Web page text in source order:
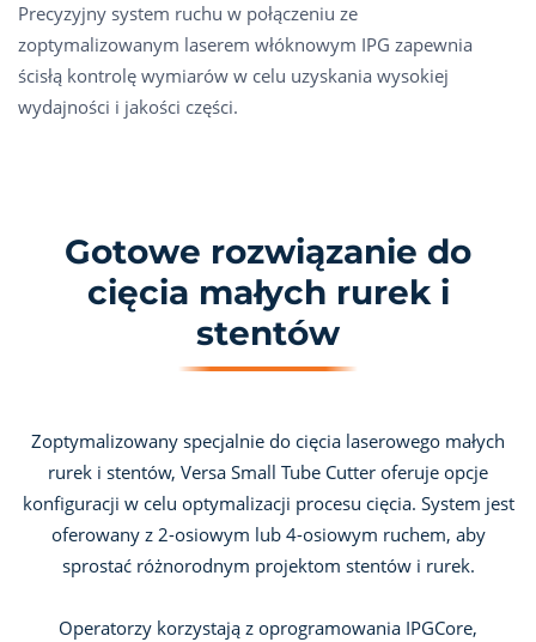
Precyzyjny system ruchu w połączeniu ze
zoptymalizowanym laserem włóknowym IPG zapewnia
ścisłą kontrolę wymiarów w celu uzyskania wysokiej
wydajności i jakości części.
Gotowe rozwiązanie do
cięcia małych rurek i
stentów
Zoptymalizowany specjalnie do cięcia laserowego małych
rurek i stentów, Versa Small Tube Cutter oferuje opcje
konfiguracji w celu optymalizacji procesu cięcia. System jest
oferowany z 2-osiowym lub 4-osiowym ruchem, aby
sprostać różnorodnym projektom stentów i rurek.
Operatorzy korzystają z oprogramowania IPGCore,